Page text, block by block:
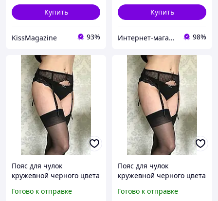
Купить
KissMagazine 93%
Купить
Интернет-магазин "Kolgotok" 98%
Пояс для чулок
кружевной черного цвета
Готово к отправке
Пояс для чулок
кружевной черного цвета
Готово к отправке